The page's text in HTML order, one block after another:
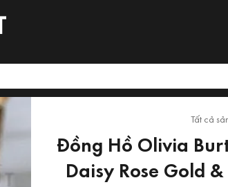
Tất cả
Đồng Hồ Olivia
Daisy Rose Gold